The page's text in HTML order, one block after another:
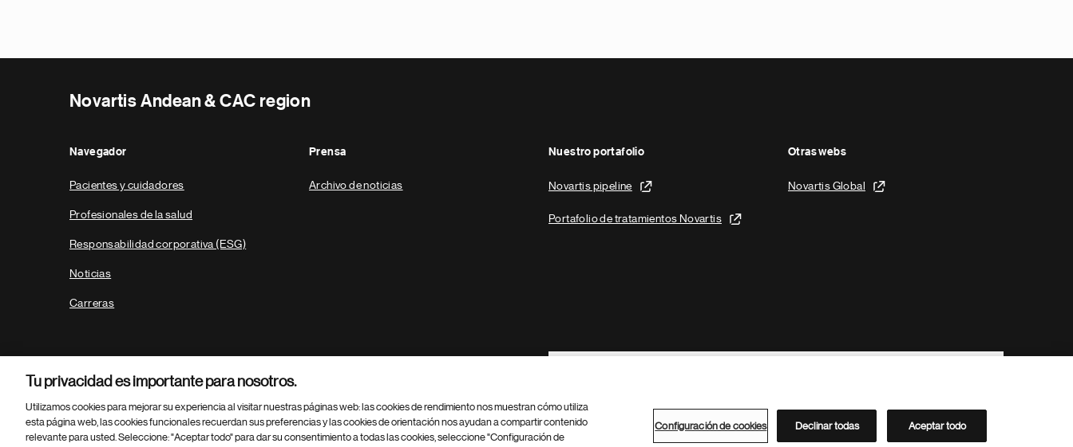
Novartis Andean & CAC region
Navegador
Pacientes y cuidadores
Profesionales de la salud
Responsabilidad corporativa (ESG)
Noticias
Carreras
Prensa
Archivo de noticias
Nuestro portafolio
Novartis pipeline
Portafolio de tratamientos Novartis
Otras webs
Novartis Global
Footer Site Search
Parte
© 2026 Novartis AG Directorio de Novartis
Tu privacidad es importante para nosotros.
Utilizamos cookies para mejorar su experiencia al visitar nuestras páginas web: las cookies de rendimiento nos muestran cómo utiliza
esta página web, las cookies funcionales recuerdan sus preferencias y las cookies de orientación nos ayudan a compartir contenido
relevante para usted. Seleccione: "Aceptar todo" para dar su consentimiento a todas las cookies, seleccione "Configuración de
Configuración de cookies Declinar todas Aceptar todo